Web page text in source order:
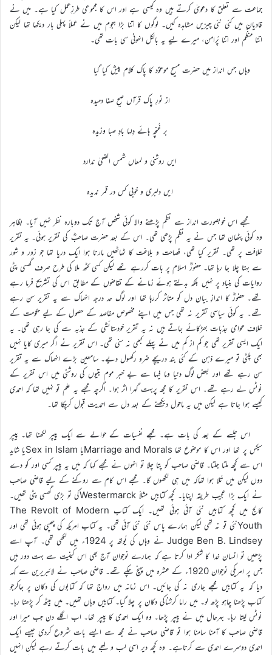
جماعت سے تعلق کا دعویٰ کرتے ہیں وہ کیسی ہے اور اس کا مجموعی طرزِعمل کیا ہے۔ میں نے
قادیان میں کئی نئی چیزیں مشاہدہ کیں۔ لوگوں کا اتنا بڑا ہجوم میں نے عملاً پہلی بار دیکھا تھا لیکن
اتنا منظّم اور اتنا پُرامن، میرے لیے یہ بالکل انہونی سی بات تھی۔
وہاں جس انداز میں حضرت مسیح موعوؑد کا پاک کلام پیش کیا گیا
از نورِ پاک قرآں صبحِ صفا دمیدہ
بر غُنچہ ہائے دِلہا بادِ صبا وزیدہ
ایں روشنی و لمعاں شمس الضحیٰ ندارد
ایں دلبری و خوبی کس در قمر ندیدہ
مجھے اس خوبصورت انداز سے نظم پڑھنے والا کوئی شخص آج تک دوبارہ نظر نہیں آیا۔ بظاہر
وہ کوئی پٹھان تھا جس نے یہ نظم پڑھی تھی۔ اس کے بعد حضرت صاحبؓ کی تقریر ہوئی۔ یہ تقریر
خلافت پر تھی۔ تقریر کیا تھی، فصاحت و بلاغت کا ٹھاٹھیں مارتا ہوا ایک دریا تھا جو زور و شور
سے بہتا چلا جا رہا تھا۔ حضورؓ اسلام پر بات کررہے تھے لیکن کسی کٹھ ملا کی طرح صرف گھسی پٹی
روایات کی بنیاد پر نہیں بلکہ بدلتے ہوئے زمانے کے تقاضوں کے مطابق اس کی تشریح فرما رہے
تھے۔ حضورؓ کا اندازِ بیان دل کو متاثر کررہا تھا اور لوگ حد درجہ انہماک سے یہ تقریر سن رہے
تھے۔ یہ کوئی سیاسی تقریر نہ تھی جس میں اپنے مخصوص مقاصد کے حصول کے لیے حکومت کے
خلاف عوامی جذبات بھڑکائے جاتے ہیں نہ یہ تقریر خودستائشی کے جذبہ سے کی جا رہی تھی۔ یہ
ایک ایسی تقریر تھی جو کم از کم میں نے پہلے کبھی نہ سنی تھی۔ اس تقریر نے اگر میری کایا نہیں
بھی پلٹی تو میرے ذہن کے کئی بند دریچے ضرو رکھول دیے۔ سامعین بڑے انہماک سے یہ تقریر
سن رہے تھے اور بعض لوگ دنیا وما فیہا سے بے خبر موم بتیوں کی روشنی میں اس تقریر کے
نوٹس لے رہے تھے۔ اس تقریر کا مجھ پربہت گہرا اثر ہوا۔ اگرچہ مجھے یہ علم تو نہیں تھا کہ احمدی
کیسے ہوا جاتا ہے لیکن میں یہ ماحول دیکھنے کے بعد دل سے احمدیت قبول کرچکا تھا۔
اس جلسے کے بعد کی بات ہے۔ مجھے نفسیات کے حوالے سے ایک پیپر لکھنا تھا۔ پیپر
سیکس پر تھا اور اس کا موضوع تھا Marriage and Moralsیا Sex in Islamیا شاید
اس سے کچھ ملتا جلتا۔ قاضی صاحب کو پتا چلا تو انہوں نے مجھے کہا کہ میں یہ پیپر کسی اور کو دے
دوں لیکن میں تُلا ہوا تھاکہ میں ہی لکھوں گا۔ مجھے اس کام سے روکنے کے لیے قاضی صاحب
نے ایک بڑا عجیب طریقہ اپنایا۔ کچھ کتابیں مثلاً Westermarckکی تو بڑی گِھسی پٹی تھیں۔
کالج میں کچھ کتابیں نئی آئی ہوئی تھیں۔ ایک کتاب The Revolt of Modern
Youthنئی تو نہ تھی لیکن ہمارے پاس نئی نئی آئی تھی۔ یہ کتاب امریکہ کی چھپی ہوئی تھی اور
Judge Ben B. Lindsey نے وہاں کی یُوتھ پر 1924ء میں لکھی تھی۔ آپ اسے
پڑھیں تو انسان خدا کا شکر ادا کرتا ہے کہ ہمارے نوجوان آج بھی اس کیفیت سے بہت دور ہیں
جس پر امریکی نوجوان 1920ء کے عشرہ میں پہنچ چکے تھے۔ قاضی صاحب نے لائبریرین سے کہہ
دیا کہ یہ کتابیں مجھے جاری نہ کی جائیں۔ اس زمانہ میں رواج تھا کہ کتابوں کی دکان پر جاکرجو
کتاب پڑھنا چاہو پڑھ لو۔ میں راما کرشناکی دکان پر چلا گیا۔ کتابیں وہاں تھیں۔ میں بیٹھ کر پڑھتا رہا۔
نوٹس لیتا رہا۔ بہرحال میں نے پیپر پڑھا۔ وہ ایک احمدی کا پیپر تھا۔ اب اگلے دن جب میرا اور
قاضی صاحب کا آمنا سامنا ہوا تو قاضی صاحب نے مجھ سے ایسے بات شروع کردی جیسے ایک
احمدی دوسرے احمدی سے کرتاہے۔ وہ کچھ دیر اسی لب و لہجے میں بات کرتے رہے لیکن انہیں